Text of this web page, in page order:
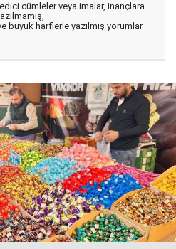
cümleler veya imalar, inançlara
büyük harflerle yazılmış yorumlar